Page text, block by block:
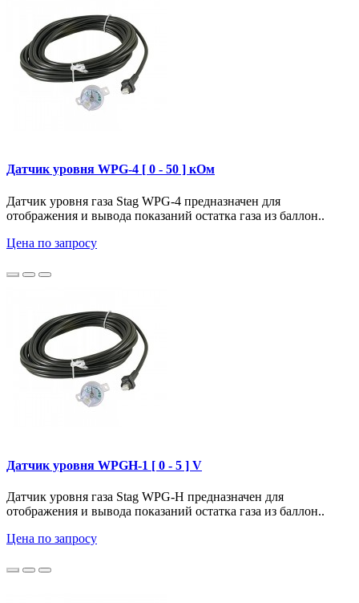
Датчик уровня WPG-4 [ 0 - 50 ] кОм
Датчик уровня газа Stag WPG-4 предназначен для
отображения и вывода показаний остатка газа из баллон..
Цена по запросу
Датчик уровня WPGH-1 [ 0 - 5 ] V
Датчик уровня газа Stag WPG-H предназначен для
отображения и вывода показаний остатка газа из баллон..
Цена по запросу